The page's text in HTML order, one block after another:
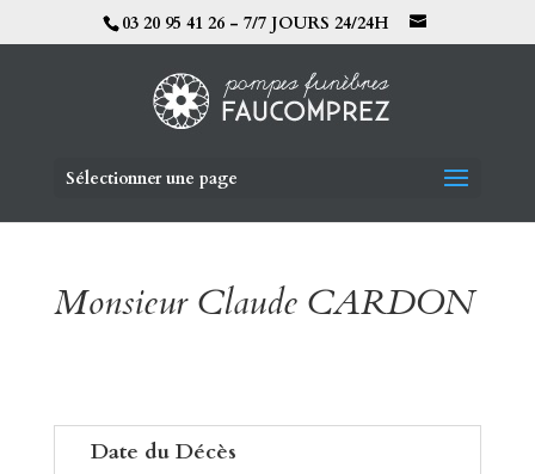
03 20 95 41 26 - 7/7 JOURS 24/24H
Sélectionner une page
Monsieur Claude CARDON
Date du Décès